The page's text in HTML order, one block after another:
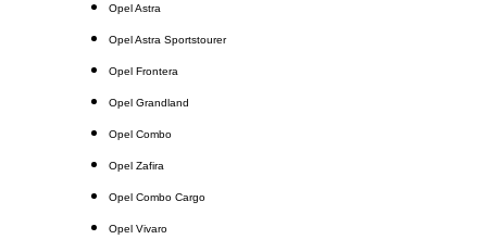
Opel Astra
Opel Astra Sportstourer
Opel Frontera
Opel Grandland
Opel Combo
Opel Zafira
Opel Combo Cargo
Opel Vivaro